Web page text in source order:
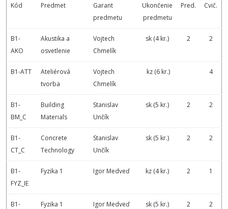
Kód Predmet
Garant
predmetu
Ukončenie
predmetu
Pred. Cvič.
B1-
AKO
Akustika a
osvetlenie
Vojtech
Chmelík
sk (4 kr.) 2 2
B1-ATT
Ateliérová
tvorba
Vojtech
Chmelík
kz (6 kr.) 4
B1-
BM_C
Building
Materials
Stanislav
Unčík
sk (5 kr.) 2 2
B1-
CT_C
Concrete
Technology
Stanislav
Unčík
sk (5 kr.) 2 2
B1-
FYZ_IE
Fyzika 1 Igor Medveď kz (4 kr.) 2 1
B1-
Fyzika 1 Igor Medveď sk (5 kr.) 2 2